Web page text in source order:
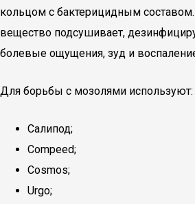
кольцом с бактерицидным
вещество подсушивает,
болевые ощущения, зуд и
Для борьбы с мозолями используют:
Салипод;
Compeed;
Cosmos;
Urgo;